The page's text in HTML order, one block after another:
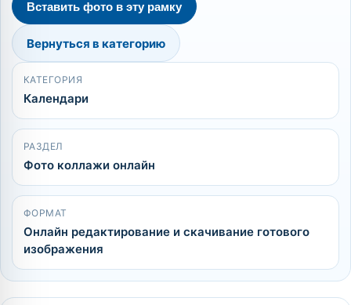
Вставить фото в эту рамку
Вернуться в категорию
КАТЕГОРИЯ
Календари
РАЗДЕЛ
Фото коллажи онлайн
ФОРМАТ
Онлайн редактирование и скачивание готового
изображения